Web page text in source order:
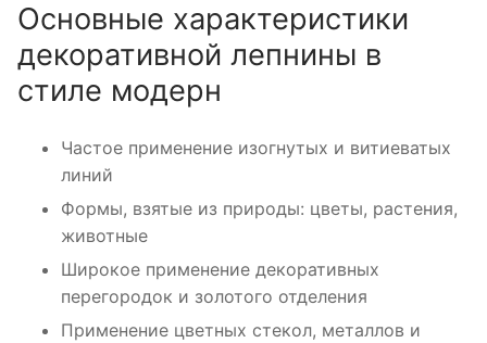
Основные характеристики
декоративной лепнины в
стиле модерн
Частое применение изогнутых и витиеватых
линий
Формы, взятые из природы: цветы, растения,
животные
Широкое применение декоративных
перегородок и золотого отделения
Применение цветных стекол, металлов и